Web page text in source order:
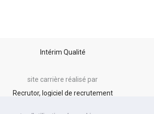
Intérim Qualité
site carrière réalisé par
Recrutor, logiciel de recrutement